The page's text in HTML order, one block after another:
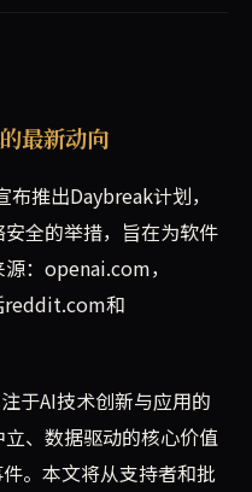
最新动向
推出Daybreak计划，
全的举措，旨在为软件
：openai.com，
reddit.com和
AI技术创新与应用的
、数据驱动的核心价值
。本文将从支持者和批